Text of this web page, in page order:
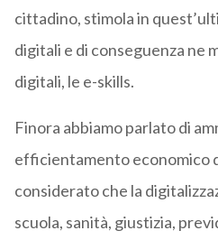
cittadino, stimola in
digitali e di conseguenza ne
digitali, le e-skills.
Finora abbiamo parlato di
efficientamento economico
considerato che la
scuola, sanità, giustizia,